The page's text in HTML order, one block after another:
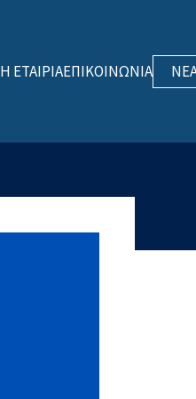
Η ΕΤΑΙΡΊΑΕΠΙΚΟΙΝΩΝΊΑ